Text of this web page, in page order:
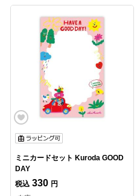
ミニカードセット Kuroda GOOD
DAY
税込 330 円